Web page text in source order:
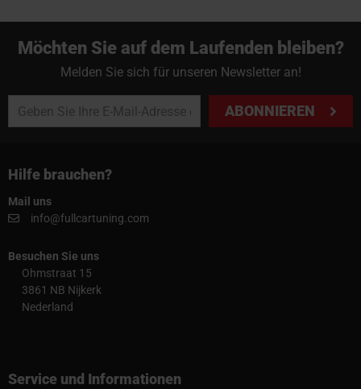
Möchten Sie auf dem Laufenden bleiben?
Melden Sie sich für unseren Newsletter an!
ABONNIEREN
Hilfe brauchen?
Mail uns
info@fullcartuning.com
Besuchen Sie uns
Ohmstraat 15
3861 NB Nijkerk
Nederland
Service und Informationen